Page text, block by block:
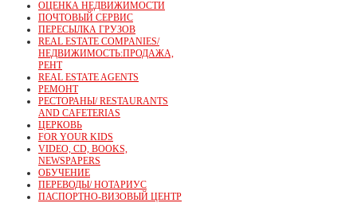
ОЦЕНКА НЕДВИЖИМОСТИ
ПОЧТОВЫЙ СЕРВИС
ПЕРЕСЫЛКА ГРУЗОВ
REAL ESTATE COMPANIES/
НЕДВИЖИМОСТЬ:ПРОДАЖА,
РЕНТ
REAL ESTATE AGENTS
РЕМОНТ
РЕСТОРАНЫ/ RESTAURANTS
AND CAFETERIAS
ЦЕРКОВЬ
FOR YOUR KIDS
VIDEO, CD, BOOKS,
NEWSPAPERS
ОБУЧЕНИЕ
ПЕРЕВОДЫ/ НОТАРИУС
ПАСПОРТНО-ВИЗОВЫЙ ЦЕНТР